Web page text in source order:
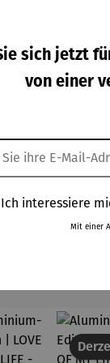
Bild |
Bild |
rei
UVP
sich jetzt
von einer
Ich interessiere
Mit einer